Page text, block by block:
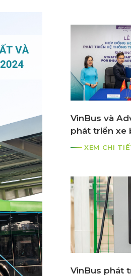
VinBus và
phát triển xe
2021XEM CHI
VinBus phát